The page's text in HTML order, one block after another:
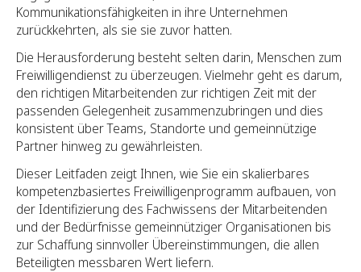
Kommunikationsfähigkeiten in ihre Unternehmen
zurückkehrten, als sie sie zuvor hatten.
Die Herausforderung besteht selten darin, Menschen zum
Freiwilligendienst zu überzeugen. Vielmehr geht es darum,
den richtigen Mitarbeitenden zur richtigen Zeit mit der
passenden Gelegenheit zusammenzubringen und dies
konsistent über Teams, Standorte und gemeinnützige
Partner hinweg zu gewährleisten.
Dieser Leitfaden zeigt Ihnen, wie Sie ein skalierbares
kompetenzbasiertes Freiwilligenprogramm aufbauen, von
der Identifizierung des Fachwissens der Mitarbeitenden
und der Bedürfnisse gemeinnütziger Organisationen bis
zur Schaffung sinnvoller Übereinstimmungen, die allen
Beteiligten messbaren Wert liefern.